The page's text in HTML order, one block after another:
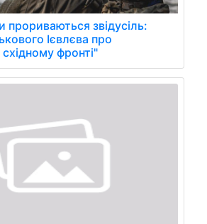
прориваються звідусіль:
Ієвлєва про
фронті"